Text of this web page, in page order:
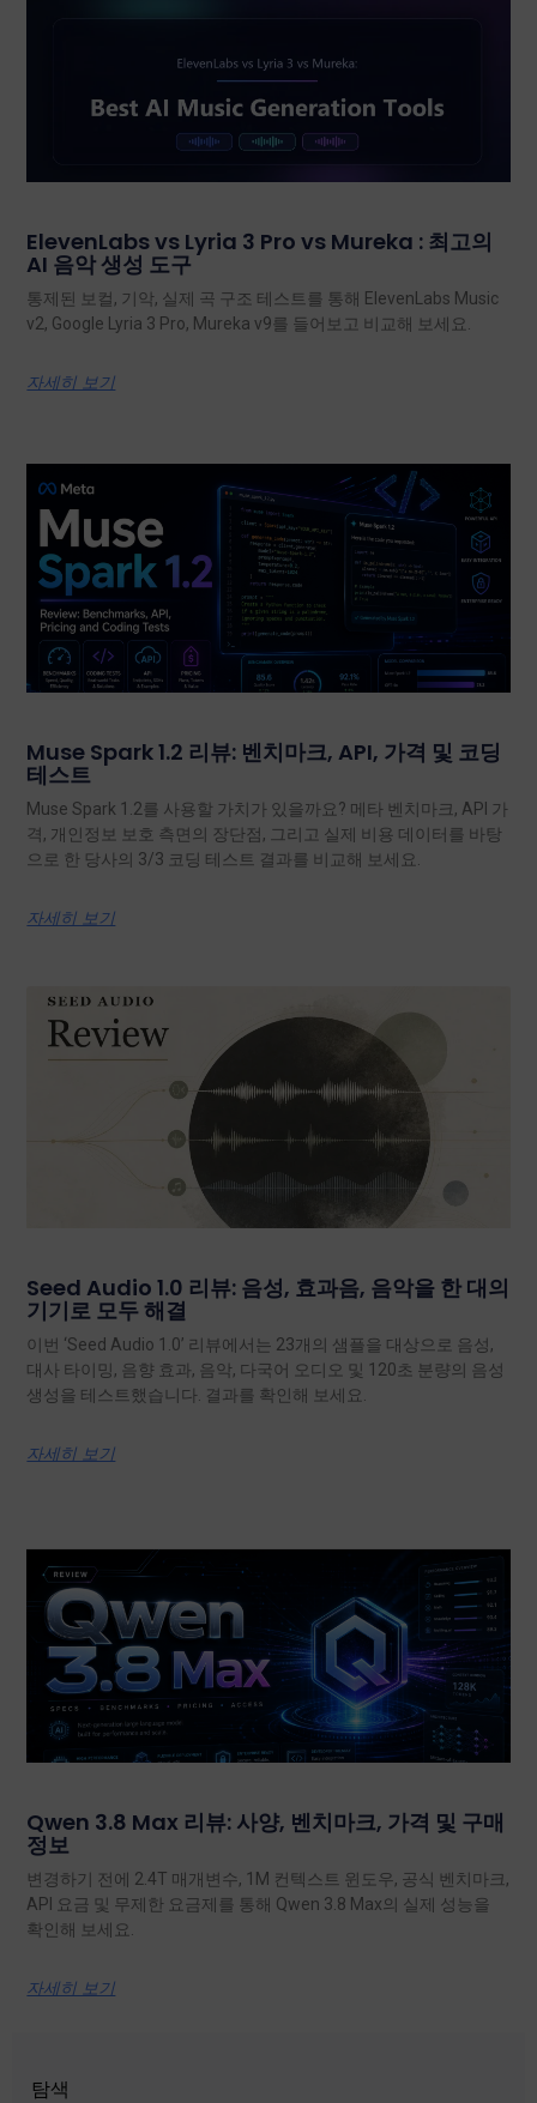
ElevenLabs vs Lyria 3 Pro vs Mureka : 최고의
AI 음악 생성 도구
통제된 보컬, 기악, 실제 곡 구조 테스트를 통해 ElevenLabs Music
v2, Google Lyria 3 Pro, Mureka v9를 들어보고 비교해 보세요.
자세히 보기
Muse Spark 1.2 리뷰: 벤치마크, API, 가격 및 코딩
테스트
Muse Spark 1.2를 사용할 가치가 있을까요? 메타 벤치마크, API 가
격, 개인정보 보호 측면의 장단점, 그리고 실제 비용 데이터를 바탕
으로 한 당사의 3/3 코딩 테스트 결과를 비교해 보세요.
자세히 보기
Seed Audio 1.0 리뷰: 음성, 효과음, 음악을 한 대의
기기로 모두 해결
이번 ‘Seed Audio 1.0’ 리뷰에서는 23개의 샘플을 대상으로 음성,
대사 타이밍, 음향 효과, 음악, 다국어 오디오 및 120초 분량의 음성
생성을 테스트했습니다. 결과를 확인해 보세요.
자세히 보기
Qwen 3.8 Max 리뷰: 사양, 벤치마크, 가격 및 구매
정보
변경하기 전에 2.4T 매개변수, 1M 컨텍스트 윈도우, 공식 벤치마크,
API 요금 및 무제한 요금제를 통해 Qwen 3.8 Max의 실제 성능을
확인해 보세요.
자세히 보기
탐색